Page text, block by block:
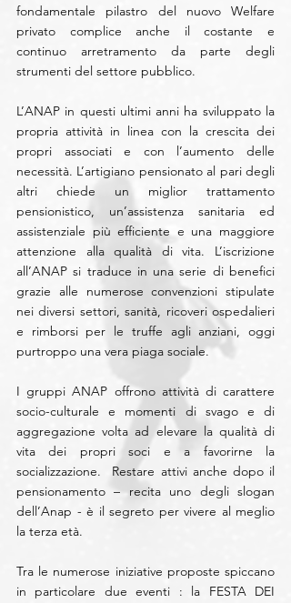
fondamentale pilastro del nuovo Welfare
privato complice anche il costante e
continuo arretramento da parte degli
strumenti del settore pubblico.
L’ANAP in questi ultimi anni ha sviluppato la
propria attività in linea con la crescita dei
propri associati e con l’aumento delle
necessità. L’artigiano pensionato al pari degli
altri chiede un miglior trattamento
pensionistico, un’assistenza sanitaria ed
assistenziale più efficiente e una maggiore
attenzione alla qualità di vita. L’iscrizione
all’ANAP si traduce in una serie di benefici
grazie alle numerose convenzioni stipulate
nei diversi settori, sanità, ricoveri ospedalieri
e rimborsi per le truffe agli anziani, oggi
purtroppo una vera piaga sociale.
I gruppi ANAP offrono attività di carattere
socio-culturale e momenti di svago e di
aggregazione volta ad elevare la qualità di
vita dei propri soci e a favorirne la
socializzazione.  Restare attivi anche dopo il
pensionamento – recita uno degli slogan
dell’Anap - è il segreto per vivere al meglio
la terza età.
Tra le numerose iniziative proposte spiccano
in particolare due eventi : la FESTA DEI